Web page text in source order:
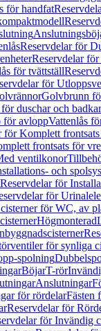
för handfat
Reservdelar för
Reservdelar
för tvättställ
för
Golvbrunn
duschar och badkar
för avloppVattenlås
för Komplett
frontsats för
ventilkonor
och
Reservdelar för
för
för WC, av
Högmonterad
för synliga
spolning
BöjarT-rör
Anslutningar
för rördelarFästen
Reservdelar för
för Invändig